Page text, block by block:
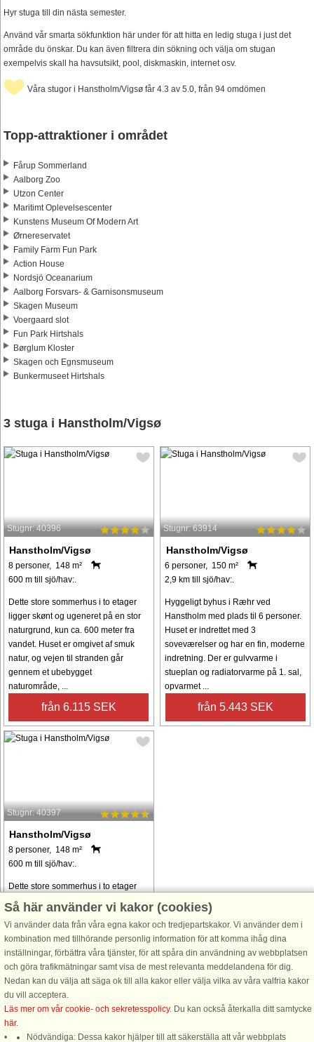
Hyr stuga till din nästa semester.
Använd vår smarta sökfunktion här under för att hitta en ledig stuga i just det
område du önskar. Du kan även filtrera din sökning och välja om stugan
exempelvis skall ha havsutsikt, pool, diskmaskin, internet osv.
Våra stugor i Hanstholm/Vigsø får 4.3 av 5.0, från 94 omdömen
Topp-attraktioner i området
Fårup Sommerland
Aalborg Zoo
Utzon Center
Maritimt Oplevelsescenter
Kunstens Museum Of Modern Art
Ørnereservatet
Family Farm Fun Park
Action House
Nordsjö Oceanarium
Aalborg Forsvars- & Garnisonsmuseum
Skagen Museum
Voergaard slot
Fun Park Hirtshals
Børglum Kloster
Skagen och Egnsmuseum
Bunkermuseet Hirtshals
3 stuga i Hanstholm/Vigsø
Stugnr: 40396
Hanstholm/Vigsø
8 personer, 148 m²
600 m till sjö/hav:.
Dette store sommerhus i to etager
ligger skønt og ugeneret på en stor
naturgrund, kun ca. 600 meter fra
vandet. Huset er omgivet af smuk
natur, og vejen til stranden går
gennem et ubebygget
naturområde, ...
från 6.115 SEK
Stugnr: 63914
Hanstholm/Vigsø
6 personer, 150 m²
2,9 km till sjö/hav:.
Hyggeligt byhus i Ræhr ved
Hanstholm med plads til 6 personer.
Huset er indrettet med 3
soveværelser og har en fin, moderne
indretning. Der er gulvvarme i
stueplan og radiatorvarme på 1. sal,
opvarmet ...
från 5.443 SEK
Stugnr: 40397
Hanstholm/Vigsø
8 personer, 148 m²
600 m till sjö/hav:.
Dette store sommerhus i to etager
ligger skønt og ugeneret på en stor
naturgrund, kun ca. 600 meter fra
vandet. Huset er omgivet af smuk
natur, og vejen til stranden går
gennem et ubebygget
naturområde, ...
från 6.092 SEK
Så här använder vi kakor (cookies)
Vi använder data från våra egna kakor och tredjepartskakor. Vi använder dem i
kombination med tillhörande personlig information för att komma ihåg dina
inställningar, förbättra våra tjänster, för att spåra din användning av webbplatsen
och göra trafikmätningar samt visa de mest relevanta meddelandena för dig.
Nedan kan du välja att säga ok till alla kakor eller välja vilka av våra valfria kakor
du vill acceptera.
Läs mer om vår cookie- och sekretesspolicy. Du kan också återkalla ditt samtycke
här.
Nödvändiga: Dessa kakor hjälper till att säkerställa att vår webbplats